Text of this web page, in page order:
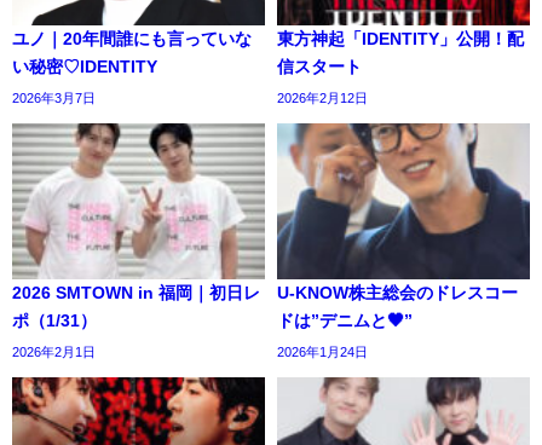
ユノ｜20年間誰にも言っていな
い秘密♡IDENTITY
2026年3月7日
東方神起「IDENTITY」公開！配
信スタート
2026年2月12日
2026 SMTOWN in 福岡｜初日レ
ポ（1/31）
2026年2月1日
U-KNOW株主総会のドレスコー
ドは”デニムと🖤”
2026年1月24日